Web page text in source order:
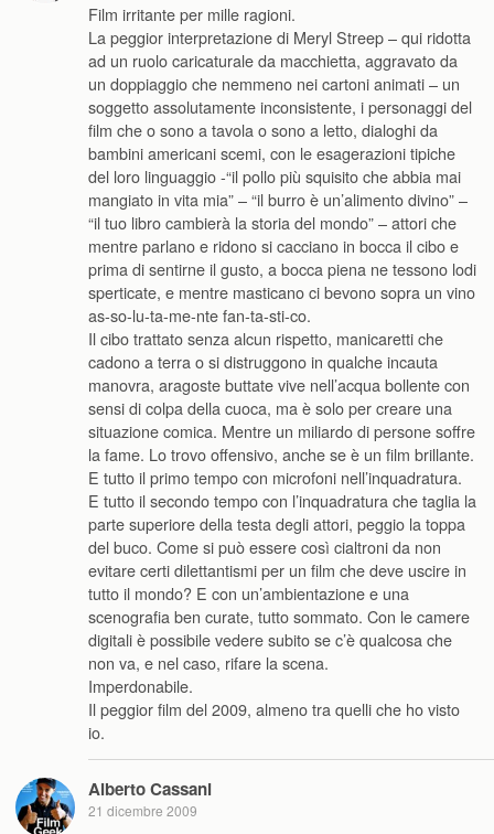
Film irritante per mille ragioni.
La peggior interpretazione di Meryl Streep – qui ridotta
ad un ruolo caricaturale da macchietta, aggravato da
un doppiaggio che nemmeno nei cartoni animati – un
soggetto assolutamente inconsistente, i personaggi del
film che o sono a tavola o sono a letto, dialoghi da
bambini americani scemi, con le esagerazioni tipiche
del loro linguaggio -“il pollo più squisito che abbia mai
mangiato in vita mia” – “il burro è un’alimento divino” –
“il tuo libro cambierà la storia del mondo” – attori che
mentre parlano e ridono si cacciano in bocca il cibo e
prima di sentirne il gusto, a bocca piena ne tessono lodi
sperticate, e mentre masticano ci bevono sopra un vino
as-so-lu-ta-me-nte fan-ta-sti-co.
Il cibo trattato senza alcun rispetto, manicaretti che
cadono a terra o si distruggono in qualche incauta
manovra, aragoste buttate vive nell’acqua bollente con
sensi di colpa della cuoca, ma è solo per creare una
situazione comica. Mentre un miliardo di persone soffre
la fame. Lo trovo offensivo, anche se è un film brillante.
E tutto il primo tempo con microfoni nell’inquadratura.
E tutto il secondo tempo con l’inquadratura che taglia la
parte superiore della testa degli attori, peggio la toppa
del buco. Come si può essere così cialtroni da non
evitare certi dilettantismi per un film che deve uscire in
tutto il mondo? E con un’ambientazione e una
scenografia ben curate, tutto sommato. Con le camere
digitali è possibile vedere subito se c’è qualcosa che
non va, e nel caso, rifare la scena.
Imperdonabile.
Il peggior film del 2009, almeno tra quelli che ho visto
io.
Alberto Cassani
21 dicembre 2009